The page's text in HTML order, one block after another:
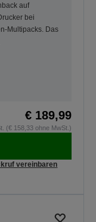
auf
bei
Multipacks. Das
€ 189,99
(€ 158,33 ohne MwSt.)
vereinbaren